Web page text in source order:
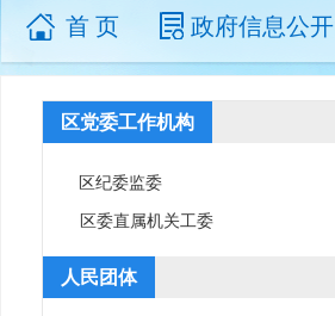
首 页 政府信息公开
区党委工作机构
区纪委监委
区委直属机关工委
人民团体